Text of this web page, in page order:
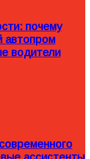
почему
автопром
водители